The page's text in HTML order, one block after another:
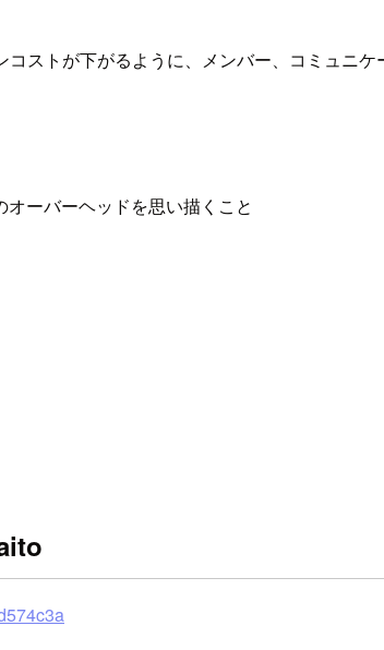
ストが下がるように、メンバー、コミュニ
ーバーヘッドを思い描くこと